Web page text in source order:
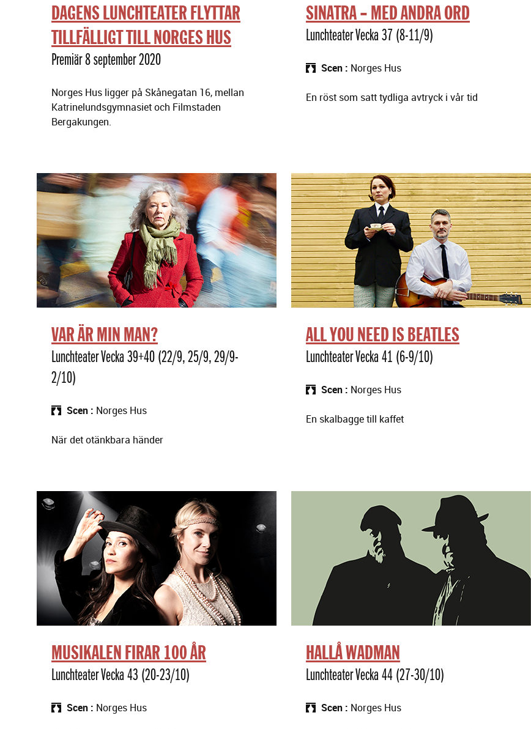
DAGENS LUNCHTEATER FLYTTAR
TILLFÄLLIGT TILL NORGES HUS
Premiär 8 september 2020
Norges Hus ligger på Skånegatan 16, mellan
Katrinelundsgymnasiet och Filmstaden
Bergakungen.
SINATRA – MED ANDRA ORD
Lunchteater Vecka 37 (8-11/9)
Scen Norges Hus
En röst som satt tydliga avtryck i vår tid
VAR ÄR MIN MAN?
Lunchteater Vecka 39+40 (22/9, 25/9, 29/9-
2/10)
Scen Norges Hus
När det otänkbara händer
ALL YOU NEED IS BEATLES
Lunchteater Vecka 41 (6-9/10)
Scen Norges Hus
En skalbagge till kaffet
MUSIKALEN FIRAR 100 ÅR
Lunchteater Vecka 43 (20-23/10)
Scen Norges Hus
HALLÅ WADMAN
Lunchteater Vecka 44 (27-30/10)
Scen Norges Hus